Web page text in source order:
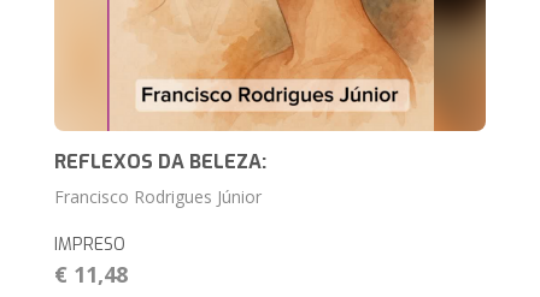
REFLEXOS DA BELEZA:
Francisco Rodrigues Júnior
IMPRESO
€ 11,48